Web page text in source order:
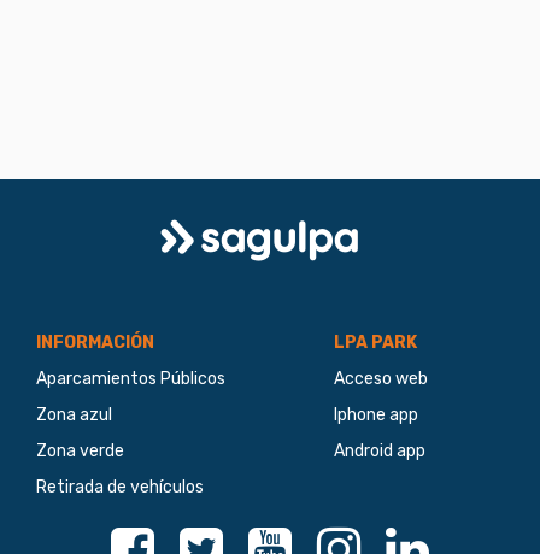
Logo
Sagulpa
INFORMACIÓN
Aparcamientos Públicos
Zona azul
Zona verde
Retirada de vehículos
LPA PARK
Acceso web
Iphone app
Android app
Facebook Twitter Youtube Instagram Linkedin